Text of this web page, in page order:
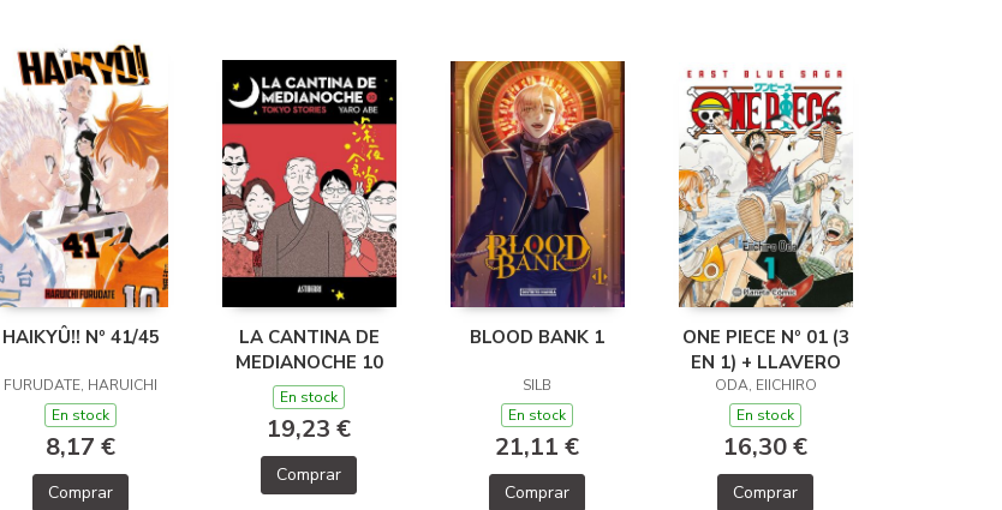
HAIKYÛ!! Nº 41/45
FURUDATE, HARUICHI
En stock
8,17 €
Comprar
LA CANTINA DE
MEDIANOCHE 10
En stock
19,23 €
Comprar
BLOOD BANK 1
SILB
En stock
21,11 €
Comprar
ONE PIECE Nº 01 (3
EN 1) + LLAVERO
ODA, EIICHIRO
En stock
16,30 €
Comprar